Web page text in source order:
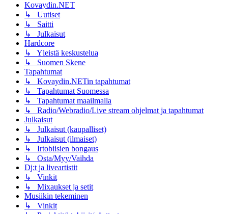
Kovaydin.NET
↳ Uutiset
↳ Saitti
↳ Julkaisut
Hardcore
↳ Yleistä keskustelua
↳ Suomen Skene
Tapahtumat
↳ Kovaydin.NETin tapahtumat
↳ Tapahtumat Suomessa
↳ Tapahtumat maailmalla
↳ Radio/Webradio/Live stream ohjelmat ja tapahtumat
Julkaisut
↳ Julkaisut (kaupalliset)
↳ Julkaisut (ilmaiset)
↳ Irtobiisien bongaus
↳ Osta/Myy/Vaihda
Dj:t ja liveartistit
↳ Vinkit
↳ Mixaukset ja setit
Musiikin tekeminen
↳ Vinkit